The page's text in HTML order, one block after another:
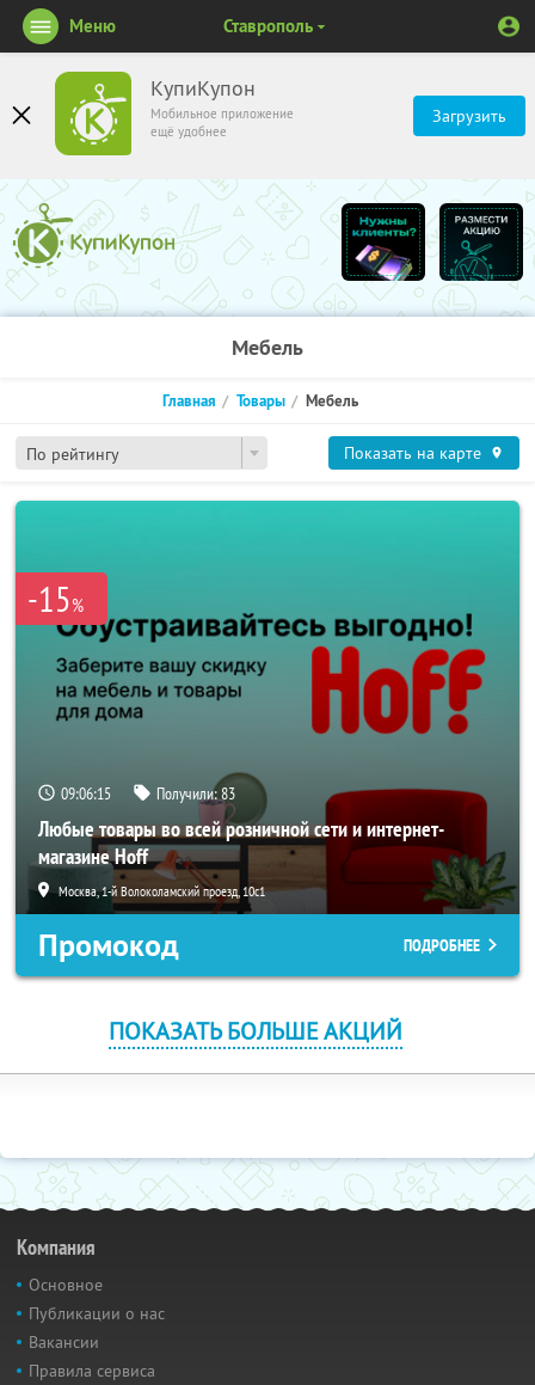
КупиКупон
Мобильное приложение
ещё удобнее
Загрузить
Меню Ставрополь
Мебель
По рейтингу
Главная Товары Мебель
Показать на карте
-15%
09:06:15 Получили:83
Любые товары во всей розничной сети и интернет-
магазине Hoff
Москва, 1-й Волоколамский проезд, 10с1
Промокод ПОДРОБНЕЕ
ПОКАЗАТЬ БОЛЬШЕ АКЦИЙ
Компания
Основное
Публикации о нас
Вакансии
Правила сервиса